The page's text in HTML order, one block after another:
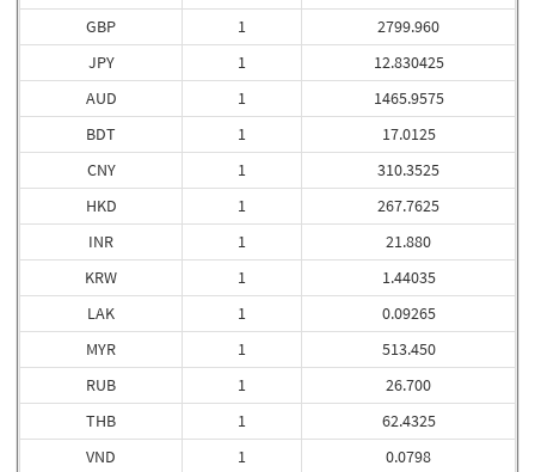
GBP
JPY
AUD
BDT
CNY
HKD
INR
KRW
LAK
MYR
RUB
THB
VND
1
1
1
1
1
1
1
1
1
1
1
1
1
2799.960
12.830425
1465.9575
17.0125
310.3525
267.7625
21.880
1.44035
0.09265
513.450
26.700
62.4325
0.0798